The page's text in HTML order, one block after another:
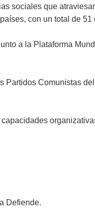
sociales que
con un total de 51
a la Plataforma
Comunistas
Defiende.